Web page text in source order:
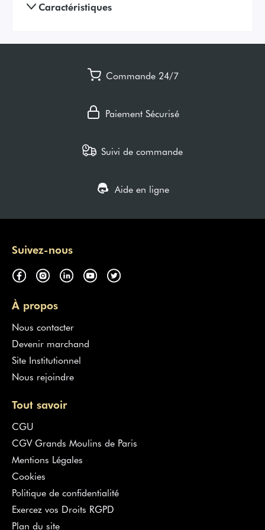
Caractéristiques
Commande 24/7
Paiement Sécurisé
Suivi de commande
Aide en ligne
Suivez-nous
À propos
Nous contacter
Devenir marchand
Site Institutionnel
Nous rejoindre
Tout savoir
CGU
CGV Grands Moulins de Paris
Mentions Légales
Cookies
Politique de confidentialité
Exercez vos Droits RGPD
Plan du site